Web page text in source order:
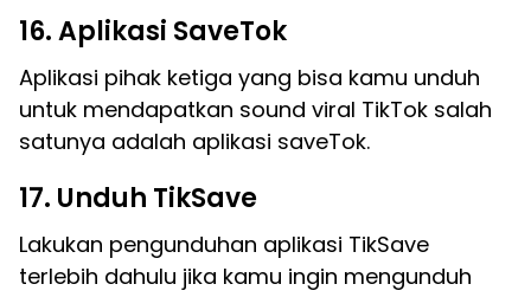
16. Aplikasi SaveTok
Aplikasi pihak ketiga yang bisa kamu unduh
untuk mendapatkan sound viral TikTok salah
satunya adalah aplikasi saveTok.
17. Unduh TikSave
Lakukan pengunduhan aplikasi TikSave
terlebih dahulu jika kamu ingin mengunduh